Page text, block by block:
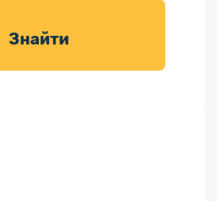
Знайти